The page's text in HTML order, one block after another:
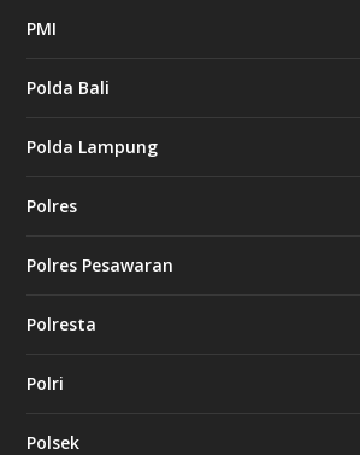
PMI
Polda Bali
Polda Lampung
Polres
Polres Pesawaran
Polresta
Polri
Polsek